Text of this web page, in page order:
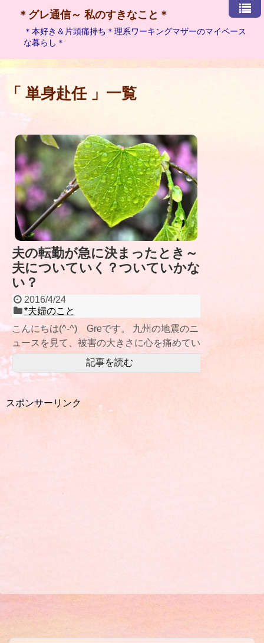
＊グレ通信～ 私のすきなこと＊
＊本好き＆片頭痛持ち＊理系ワーキングマザーのマイペース
な暮らし＊
「 単身赴任 」一覧
夫の転勤が急に決まったとき～
夫についていく？ついていかな
い？
2016/4/24
*夫婦のこと
こんにちは(^-^) Greです。 九州の地震のニ
ュースを見て、被害の大きさに心を痛めてい
ます。 亡くな
記事を読む
スポンサーリンク